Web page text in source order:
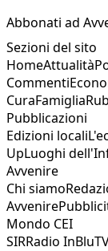
Abbonati ad
Sezioni del sito
HomeAttualità
Commenti
CuraFamiglia
Pubblicazioni
Edizioni locali
UpLuoghi
Avvenire
Chi siamo
Avvenire
Mondo CEI
SIRRadio InBlu